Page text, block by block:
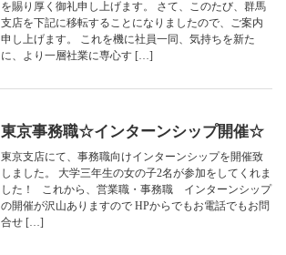
を賜り厚く御礼申し上げます。 さて、このたび、群馬
支店を下記に移転することになりましたので、ご案内
申し上げます。 これを機に社員一同、気持ちを新た
に、より一層社業に専心す […]
東京事務職☆インターンシップ開催☆
東京支店にて、事務職向けインターンシップを開催致
しました。 大学三年生の女の子2名が参加をしてくれま
した！ これから、営業職・事務職 インターンシップ
の開催が沢山ありますので HPからでもお電話でもお問
合せ […]